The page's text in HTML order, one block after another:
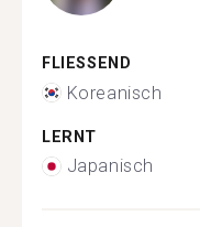
FLIESSEND
Koreanisch
LERNT
Japanisch